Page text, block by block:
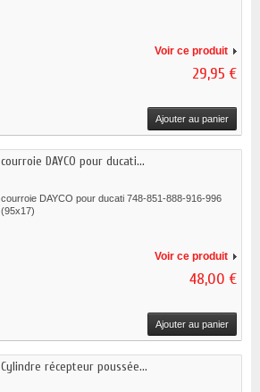
Voir ce produit
29,95 €
Ajouter au panier
courroie DAYCO pour ducati...
courroie DAYCO pour ducati 748-851-888-916-996
(95x17)
Voir ce produit
48,00 €
Ajouter au panier
Cylindre récepteur poussée...